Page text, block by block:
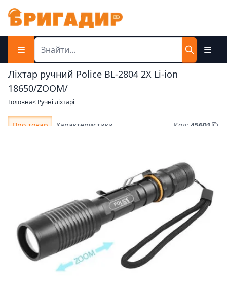
Ліхтар ручний Police BL-2804 2X Li-ion
18650/ZOOM/
Головна< Ручні ліхтарі
Про товар Характеристики Код: 45601